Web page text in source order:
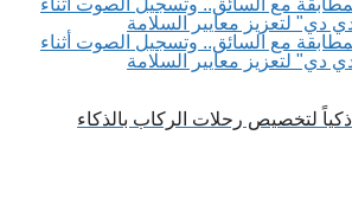
لتخصيص رحلات الركاب بالذكاء